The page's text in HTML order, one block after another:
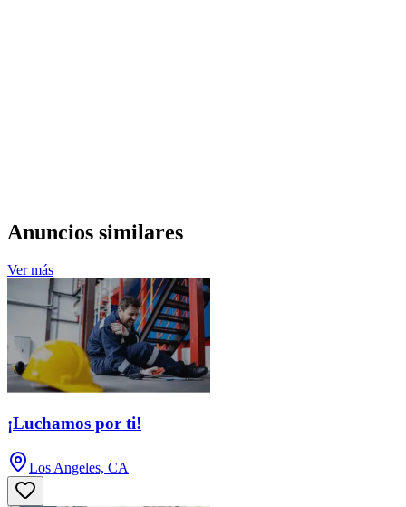
Anuncios similares
Ver más
¡Luchamos por ti!
Los Angeles, CA